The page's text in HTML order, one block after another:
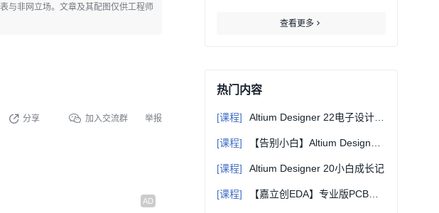
与非网立场。文章及其配图仅供工程师
分享 加入交流群 举报
查看更多
热门内容
[课程] Altium Designer 22电子设计入门实战56讲
[课程] 【告别小白】Altium Designer 21最小系统板全流程设计
[课程] Altium Designer 20小白成长记
[课程] 【嘉立创EDA】专业版PCB设计零基础全流程视频教程100讲（已完结）